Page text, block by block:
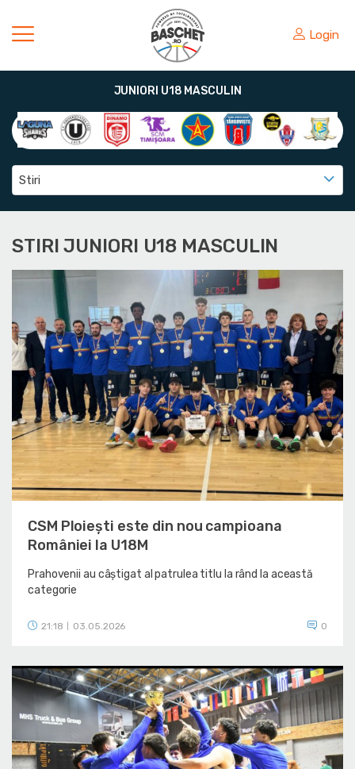
Login
JUNIORI U18 MASCULIN
Stiri
STIRI JUNIORI U18 MASCULIN
CSM Ploiești este din nou campioana
României la U18M
Prahovenii au câștigat al patrulea titlu la rând la această
categorie
21:18 03.05.2026 0